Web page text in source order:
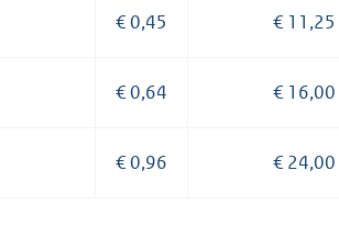
€ 0,45 € 11,25
€ 0,64 € 16,00
€ 0,96 € 24,00